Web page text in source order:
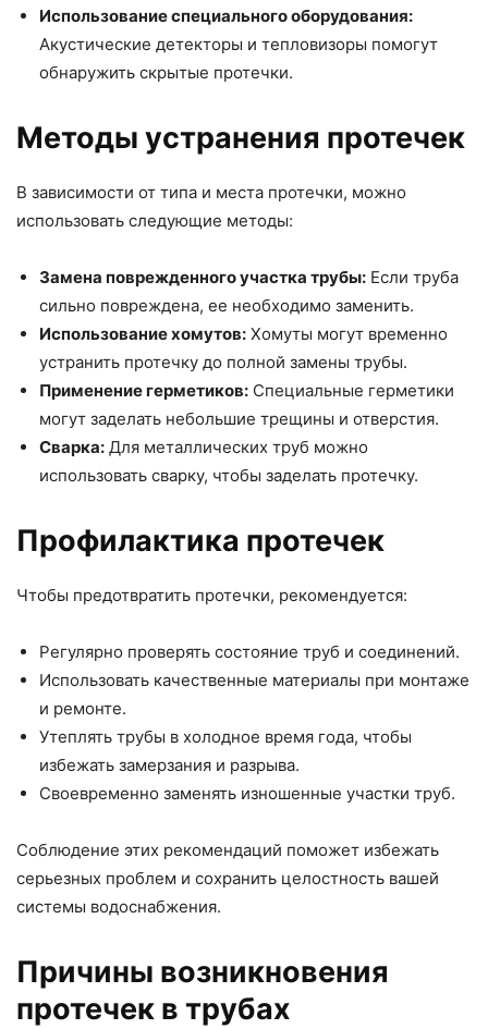
Использование специального оборудования:
Акустические детекторы и тепловизоры помогут
обнаружить скрытые протечки.
Методы устранения протечек
В зависимости от типа и места протечки, можно
использовать следующие методы:
Замена поврежденного участка трубы: Если труба
сильно повреждена, ее необходимо заменить.
Использование хомутов: Хомуты могут временно
устранить протечку до полной замены трубы.
Применение герметиков: Специальные герметики
могут заделать небольшие трещины и отверстия.
Сварка: Для металлических труб можно
использовать сварку, чтобы заделать протечку.
Профилактика протечек
Чтобы предотвратить протечки, рекомендуется:
Регулярно проверять состояние труб и соединений.
Использовать качественные материалы при монтаже
и ремонте.
Утеплять трубы в холодное время года, чтобы
избежать замерзания и разрыва.
Своевременно заменять изношенные участки труб.
Соблюдение этих рекомендаций поможет избежать
серьезных проблем и сохранить целостность вашей
системы водоснабжения.
Причины возникновения
протечек в трубах